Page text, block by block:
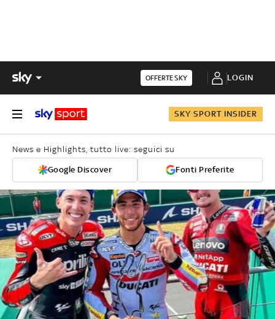
OFFERTE SKY LOGIN
SKY SPORT INSIDER
News e Highlights, tutto live: seguici su
Google Discover Fonti Preferite